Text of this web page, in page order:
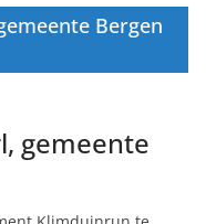
Bergen
gemeente